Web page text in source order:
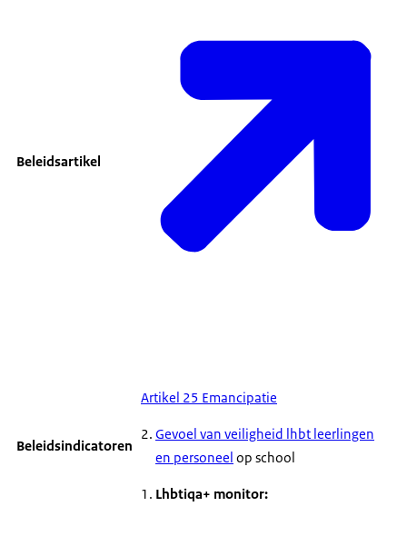
Beleidsartikel
Artikel 25 Emancipatie
Beleidsindicatoren
Gevoel van veiligheid lhbt leerlingen
en personeel op school
Lhbtiqa+ monitor: